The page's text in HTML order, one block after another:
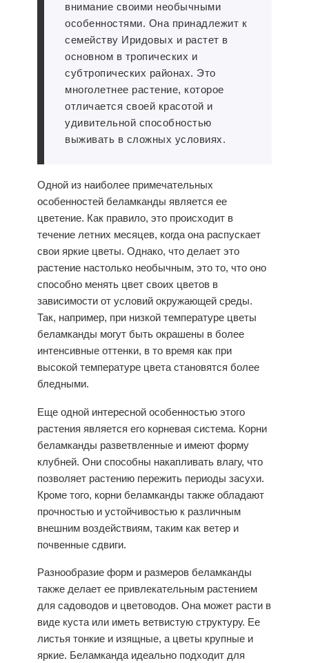
внимание своими необычными
особенностями. Она принадлежит к
семейству Иридовых и растет в
основном в тропических и
субтропических районах. Это
многолетнее растение, которое
отличается своей красотой и
удивительной способностью
выживать в сложных условиях.
Одной из наиболее примечательных
особенностей беламканды является ее
цветение. Как правило, это происходит в
течение летних месяцев, когда она распускает
свои яркие цветы. Однако, что делает это
растение настолько необычным, это то, что оно
способно менять цвет своих цветов в
зависимости от условий окружающей среды.
Так, например, при низкой температуре цветы
беламканды могут быть окрашены в более
интенсивные оттенки, в то время как при
высокой температуре цвета становятся более
бледными.
Еще одной интересной особенностью этого
растения является его корневая система. Корни
беламканды разветвленные и имеют форму
клубней. Они способны накапливать влагу, что
позволяет растению пережить периоды засухи.
Кроме того, корни беламканды также обладают
прочностью и устойчивостью к различным
внешним воздействиям, таким как ветер и
почвенные сдвиги.
Разнообразие форм и размеров беламканды
также делает ее привлекательным растением
для садоводов и цветоводов. Она может расти в
виде куста или иметь ветвистую структуру. Ее
листья тонкие и изящные, а цветы крупные и
яркие. Беламканда идеально подходит для